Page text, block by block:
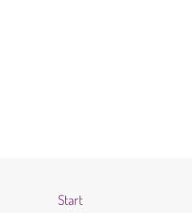
Start